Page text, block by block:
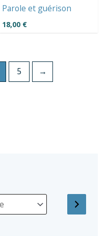
Parole et guérison
18,00 €
5 →